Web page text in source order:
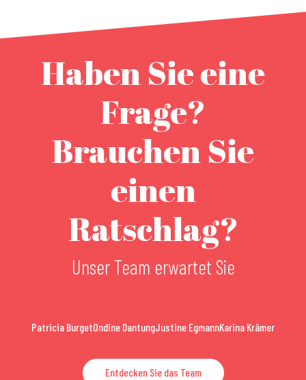
Haben Sie eine
Frage?
Brauchen Sie
einen
Ratschlag?
Unser Team erwartet Sie
Patricia BurgetOndine DantungJustine EgmannKarina Krämer
Entdecken Sie das Team